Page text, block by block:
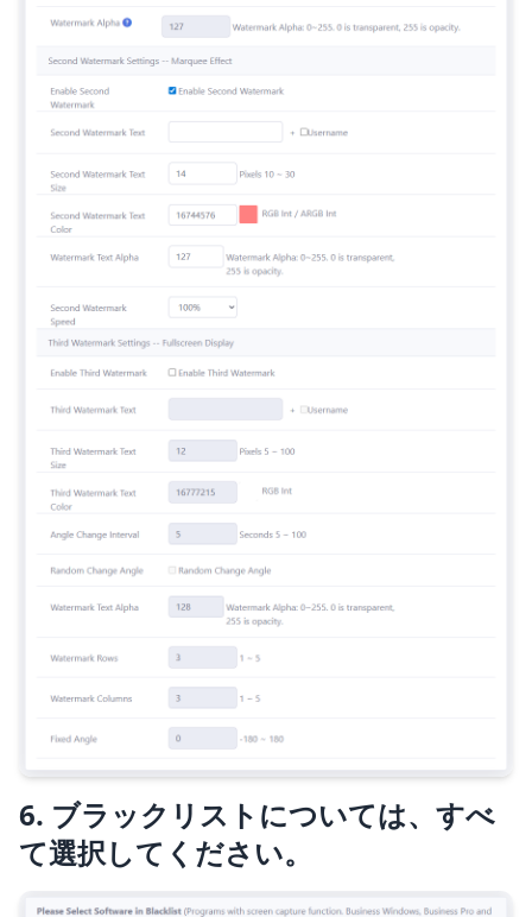
6. ブラックリストについては、すべ
て選択してください。